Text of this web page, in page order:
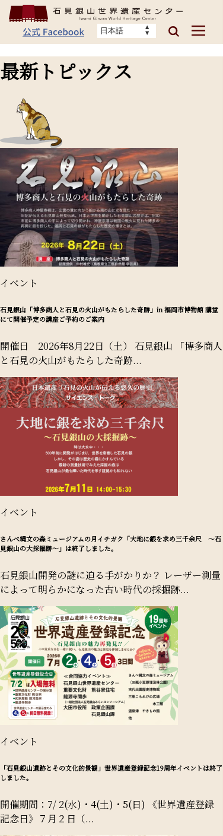
最新トピックス
イベント
石見銀山「博多商人と石見の火山がもたらした奇跡」in 福岡市博物館 講堂
にて開催予定の講座ご予約のご案内
開催日 2026年8月22日（土） 石見銀山 「博多商人
と石見の火山がもたらした奇跡...
イベント
さんべ縄文の森ミュージアムの月イチガク「大地に銀を求め三千余尺 ～石
見銀山の大採掘跡～」は終了しました。
石見銀山開発の謎に迫る手がかりか？ レーザー測量
によって明らかになった古い時代の採掘跡...
イベント
「石見銀山遺跡とその文化的景観」世界遺産登録記念19周年イベントは終了
しました。
開催期間：7/ 2(水)・4(土)・5(日) 《世界遺産登録
記念日》７月２日（...